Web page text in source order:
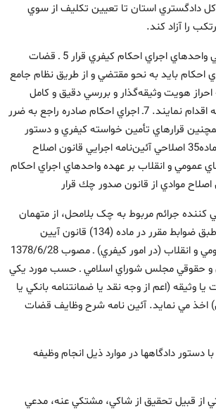
دادگستري استان تا تعيين تكليف از سوي
را آزاد كند.
دستورالعمل ساماندهي واحدهاي اجراي احكام كيفري قرار 5 ـ قضات
احكام بايد به نحو مقتضي و از طريق نظام جامع
هويت وثيقه‌گذار و بررسي دقيق و كامل
سند ابرازي جهت وثيقه اقدام نمايند. 7ـ اجراي احكام صادره راجع به ضرر
قرارهاي تأمين خواسته كيفري و دستور
ضبط وثيقه به استناد ماده35 اصلاحي آئين‌نامه اجرايي قانون اصلاح
عمومي و انقلاب بر عهده واحدهاي اجراي احكام
موادي از قانون صدور چك قرار
کننده جرائم مربوط به چک بلامحل، از متهمان
در صورت توجه اتهام طبق ضوابط مقرر در ماده (134) قانون آيين
دادرسي دادگاههاي عمومي و انقلاب (در امور کيفري) ـ مصوب 1378/6/28
و حقوقي مجلس شوراي اسلامي ـ حسب مورد يکي
يا وثيقه (اعم از وجه نقد يا ضمانتنامه بانکي يا
اخذ مي نمايد. آئين نامه شرح وظايف قضات
با دستور دادگاهها در موارد ذيل انجام وظيفه
از قبيل تحقيق از شاکي، مشتکي عنه، مدعي